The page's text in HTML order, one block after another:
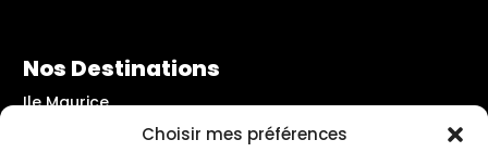
Choisir mes préférences
Nos Destinations
Ile Maurice